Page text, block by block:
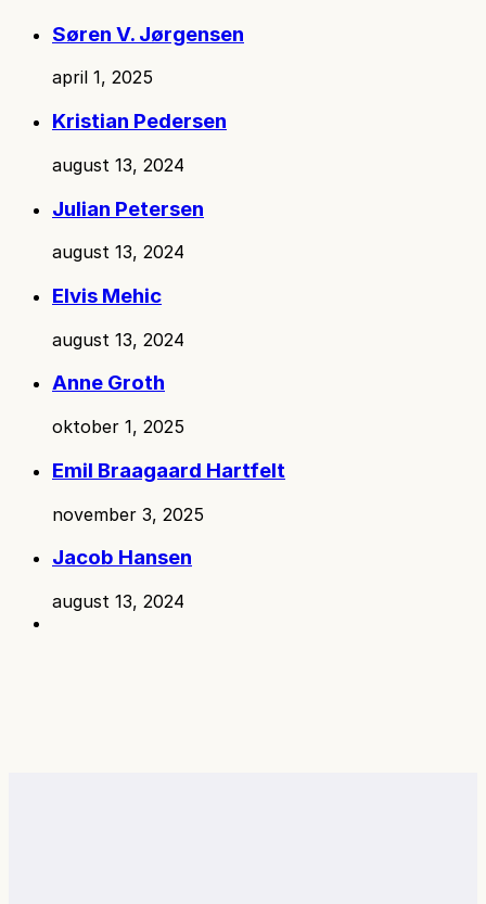
Søren V. Jørgensen
april 1, 2025
Kristian Pedersen
august 13, 2024
Julian Petersen
august 13, 2024
Elvis Mehic
august 13, 2024
Anne Groth
oktober 1, 2025
Emil Braagaard Hartfelt
november 3, 2025
Jacob Hansen
august 13, 2024